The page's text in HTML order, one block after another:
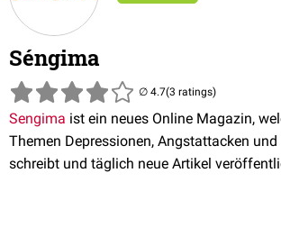
Séngima
(3 ratings)
Sengima ist ein neues Online Magazin,
Themen Depressionen, Angstattacken
schreibt und täglich neue Artikel